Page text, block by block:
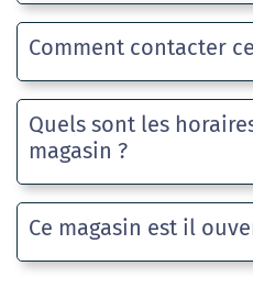
Comment contacter
Quels sont les
magasin ?
Ce magasin est il